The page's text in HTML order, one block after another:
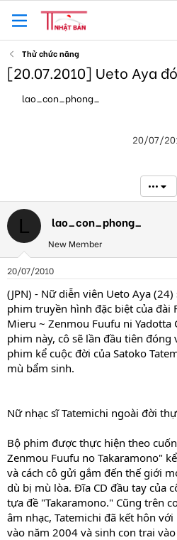
Thử chức năng
[20.07.2010] Ueto Aya
h
r
t
e
r
lao_con_phong_
20/07/
•••
L lao_con_phong_
New Member
20/07/2010
(JPN) - Nữ diễn viên Ueto Aya
phim truyền hình đặc biệt của đài
Mieru ~ Zenmou Fuufu ni Yadotta
phim này, cô sẽ lần đầu tiên
phim kể cuộc đời của Satoko
mù bẩm sinh.
Nữ nhạc sĩ Tatemichi ngoài đời
Bộ phim được thực hiện theo
Zenmou Fuufu no Takaramono"
và cách cô gửi gắm đến thế giới
dù bị mù lòa. Đĩa CD đầu tay của
tựa đề "Takaramono." Cũng trên
âm nhạc, Tatemichi đã kết hôn
vào năm 2004 và sinh con trai